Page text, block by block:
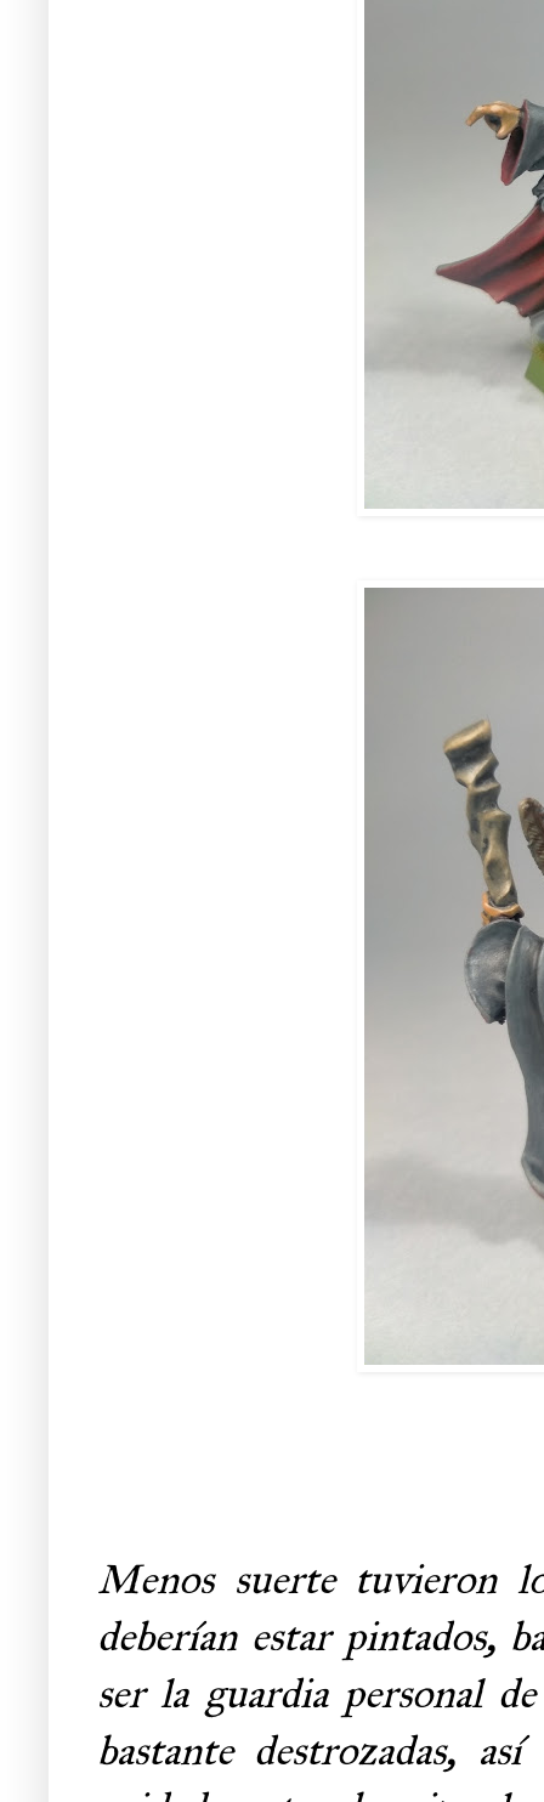
Menos suerte tuvieron
deberían estar pintados,
ser la guardia personal
bastante destrozadas,